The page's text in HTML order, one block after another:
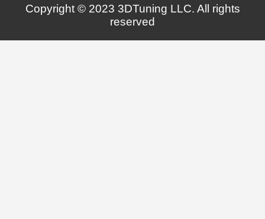
Copyright © 2023 3DTuning LLC. All rights
reserved